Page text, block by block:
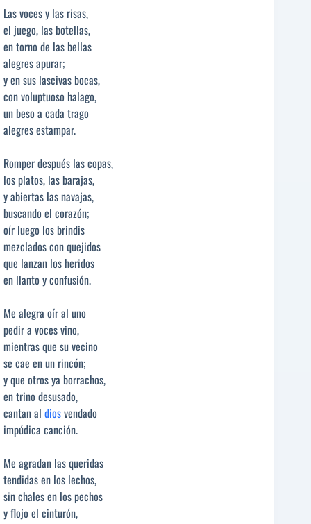
Las voces y las risas,
el juego, las botellas,
en torno de las bellas
alegres apurar;
y en sus lascivas bocas,
con voluptuoso halago,
un beso a cada trago
alegres estampar.
Romper después las copas,
los platos, las barajas,
y abiertas las navajas,
buscando el corazón;
oír luego los brindis
mezclados con quejidos
que lanzan los heridos
en llanto y confusión.
Me alegra oír al uno
pedir a voces vino,
mientras que su vecino
se cae en un rincón;
y que otros ya borrachos,
en trino desusado,
cantan al diosvendado
impúdica canción.
Me agradan las queridas
tendidas en los lechos,
sin chales en los pechos
y flojo el cinturón,